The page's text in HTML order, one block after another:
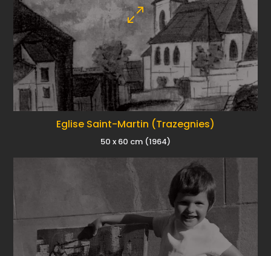
Eglise Saint-Martin (Trazegnies)
50 x 60 cm (1964)